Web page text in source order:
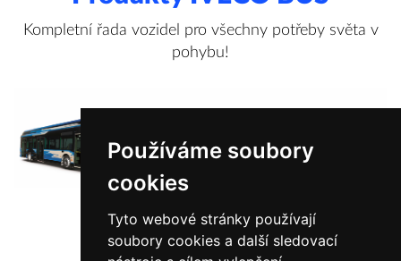
Používáme soubory
cookies
Tyto webové stránky používají
soubory cookies a další sledovací
Kompletní řada vozidel pro všechny potřeby světa v
pohybu!
Zobrazit více informací